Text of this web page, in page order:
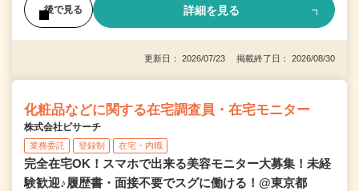
後で見る 詳細を見る
更新日： 2026/07/23 掲載終了日： 2026/08/30
化粧品などに関する在宅調査員・在宅モニター
株式会社ビサーチ
業務委託 登録制 在宅・内職
完全在宅OK！スマホで出来る美容モニター大募集！未経
験歓迎♪履歴書・面接不要でスグに働ける！@東京都